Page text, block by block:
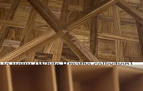
И ТВЕРДЫМ ВОСКОМ
елка (90°) Дуб
ночи (White Breathe collection)
Селект энд Бэттер Штучный